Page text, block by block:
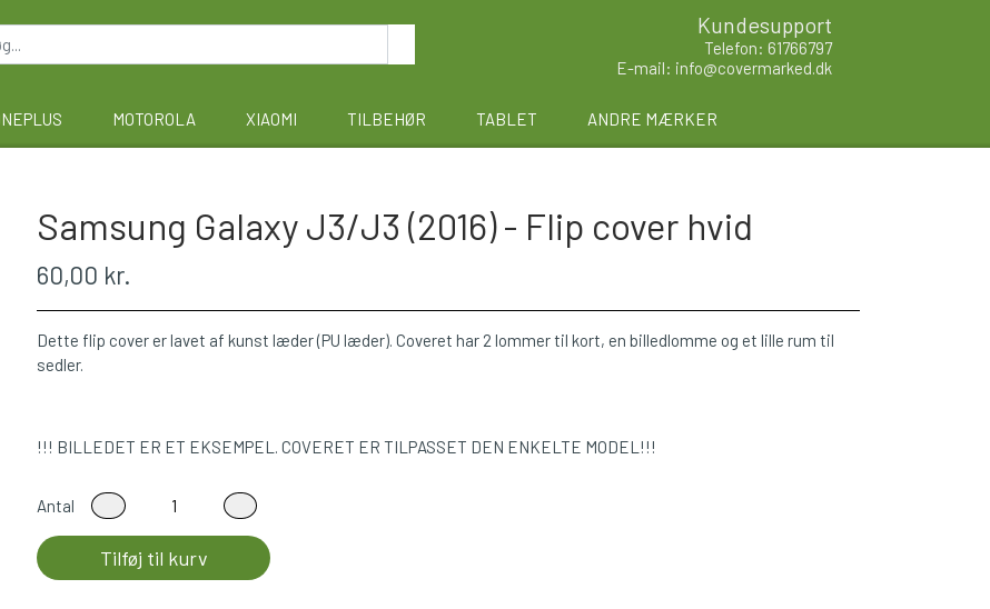
Kundesupport
Telefon: 61766797
E-mail: info@covermarked.dk
MOTOROLA XIAOMI TILBEHØR TABLET ANDRE MÆRKER
Samsung Galaxy J3/J3 (2016) - Flip cover hvid
60,00 kr.
Dette flip cover er lavet af kunst læder (PU læder). Coveret har 2 lommer til kort, en billedlomme og et lille rum til
sedler.
!!! BILLEDET ER ET EKSEMPEL. COVERET ER TILPASSET DEN ENKELTE MODEL!!!
Antal
Tilføj til kurv